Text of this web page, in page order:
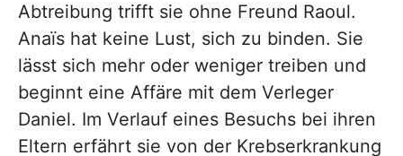
Abtreibung trifft sie ohne Freund Raoul.
Anaïs hat keine Lust, sich zu binden. Sie
lässt sich mehr oder weniger treiben und
beginnt eine Affäre mit dem Verleger
Daniel. Im Verlauf eines Besuchs bei ihren
Eltern erfährt sie von der Krebserkrankung